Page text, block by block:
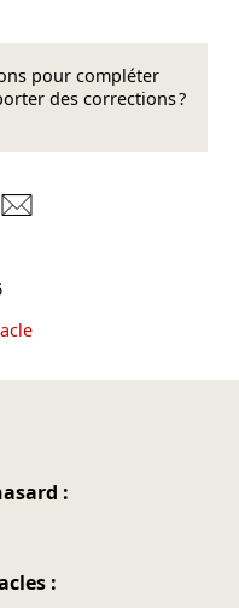
pour compléter
des corrections ?
LinkedIn
sur Mastodon
sur Bluesky
Partager sur Facebook
:
: